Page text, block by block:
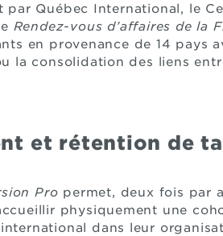
par Québec International, le
Rendez-vous d’affaires de la
en provenance de 14 pays
la consolidation des liens
et rétention de
Pro permet, deux fois par
physiquement une
dans leur